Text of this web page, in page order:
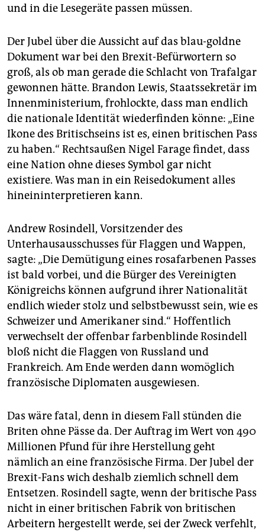
und in die Lesegeräte passen müssen.
Der Jubel über die Aussicht auf das blau-goldne
Dokument war bei den Brexit-Befürwortern so
groß, als ob man gerade die Schlacht von Trafalgar
gewonnen hätte. Brandon Lewis, Staatssekretär im
Innenministerium, frohlockte, dass man endlich
die nationale Identität wiederfinden könne: „Eine
Ikone des Britischseins ist es, einen britischen Pass
zu haben.“ Rechtsaußen Nigel Farage findet, dass
eine Nation ohne dieses Symbol gar nicht
existiere. Was man in ein Reisedokument alles
hineininterpretieren kann.
Andrew Rosindell, Vorsitzender des
Unterhausausschusses für Flaggen und Wappen,
sagte: „Die Demütigung eines rosafarbenen Passes
ist bald vorbei, und die Bürger des Vereinigten
Königreichs können aufgrund ihrer Nationalität
endlich wieder stolz und selbstbewusst sein, wie es
Schweizer und Amerikaner sind.“ Hoffentlich
verwechselt der offenbar farbenblinde Rosindell
bloß nicht die Flaggen von Russland und
Frankreich. Am Ende werden dann womöglich
französische Diplomaten ausgewiesen.
Das wäre fatal, denn in diesem Fall stünden die
Briten ohne Pässe da. Der Auftrag im Wert von 490
Millionen Pfund für ihre Herstellung geht
nämlich an eine französische Firma. Der Jubel der
Brexit-Fans wich deshalb ziemlich schnell dem
Entsetzen. Rosindell sagte, wenn der britische Pass
nicht in einer britischen Fabrik von britischen
Arbeitern hergestellt werde, sei der Zweck verfehlt,